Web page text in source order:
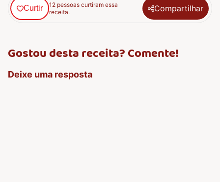
Curtir
12 pessoas curtiram essa
receita.
Compartilhar
Gostou desta receita? Comente!
Deixe uma resposta